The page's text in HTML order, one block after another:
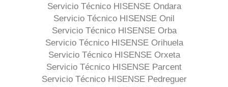
Servicio Técnico HISENSE Ondara
Servicio Técnico HISENSE Onil
Servicio Técnico HISENSE Orba
Servicio Técnico HISENSE Orihuela
Servicio Técnico HISENSE Orxeta
Servicio Técnico HISENSE Parcent
Servicio Técnico HISENSE Pedreguer